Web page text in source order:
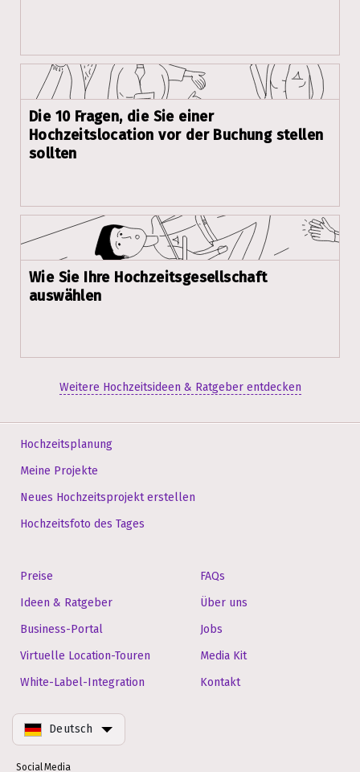
Die 10 Fragen, die Sie einer
Hochzeitslocation vor der Buchung stellen
sollten
Wie Sie Ihre Hochzeitsgesellschaft
auswählen
Weitere Hochzeitsideen & Ratgeber entdecken
Hochzeitsplanung
Meine Projekte
Neues Hochzeitsprojekt erstellen
Hochzeitsfoto des Tages
Preise
Ideen & Ratgeber
Business-Portal
Virtuelle Location-Touren
White-Label-Integration
FAQs
Über uns
Jobs
Media Kit
Kontakt
Deutsch
Social Media